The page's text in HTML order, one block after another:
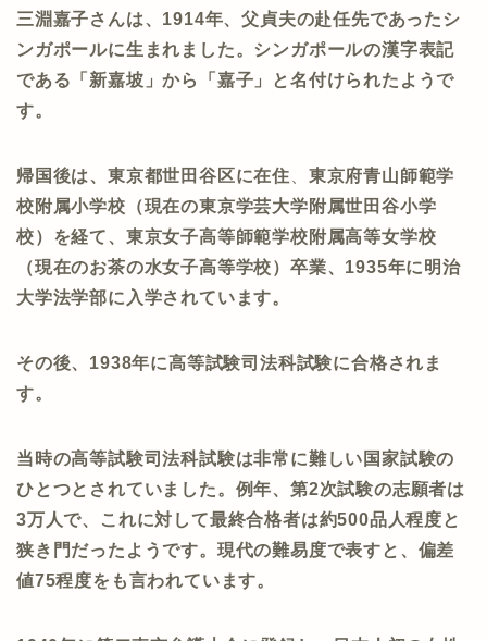
三淵嘉子さんは、1914年、父貞夫の赴任先であったシ
ンガポールに生まれました。シンガポールの漢字表記
である「新嘉坡」から「嘉子」と名付けられたようで
す。
帰国後は、東京都世田谷区に在住
東京府青山師範学
校附属小学校（現在の東京学芸大学附属世田谷小学
校）を経て、東京女子高等師範学校附属高等女学校
（現在のお茶の水女子高等学校）卒業、1935年に明治
大学法学部に入学されています。
その後、1938年に高等試験司法科試験に合格されま
す。
当時の高等試験司法科試験は非常に難しい国家試験の
ひとつとされていました。例年、第2次試験の志願者は
3万人で、これに対して最終合格者は約500品人程度と
狭き門だったようです。現代の難易度で表すと、偏差
値75程度をも言われています。